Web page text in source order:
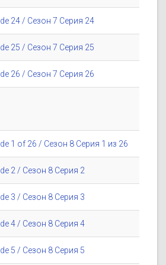
24 / Сезон 7 Серия 24
25 / Сезон 7 Серия 25
26 / Сезон 7 Серия 26
1 of 26 / Сезон 8 Серия 1 из 26
2 / Сезон 8 Серия 2
3 / Сезон 8 Серия 3
4 / Сезон 8 Серия 4
5 / Сезон 8 Серия 5